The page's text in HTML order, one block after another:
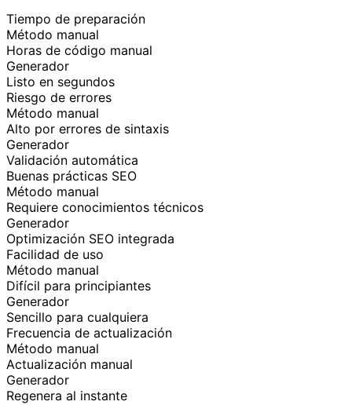
Tiempo de preparación
Método manual
Horas de código manual
Generador
Listo en segundos
Riesgo de errores
Método manual
Alto por errores de sintaxis
Generador
Validación automática
Buenas prácticas SEO
Método manual
Requiere conocimientos técnicos
Generador
Optimización SEO integrada
Facilidad de uso
Método manual
Difícil para principiantes
Generador
Sencillo para cualquiera
Frecuencia de actualización
Método manual
Actualización manual
Generador
Regenera al instante